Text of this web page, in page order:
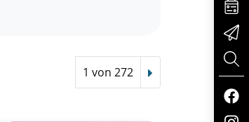
1 von 272 Nächster Treffer